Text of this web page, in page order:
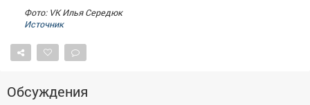
ТВ программа
Фото: VK Илья Середюк
Источник
Обсуждения